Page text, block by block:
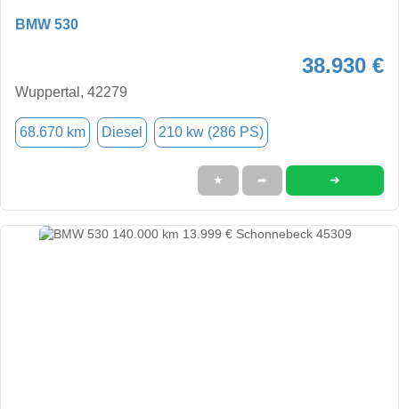
BMW 530
38.930 €
Wuppertal, 42279
68.670 km Diesel 210 kw (286 PS)
★ ➦ ➜